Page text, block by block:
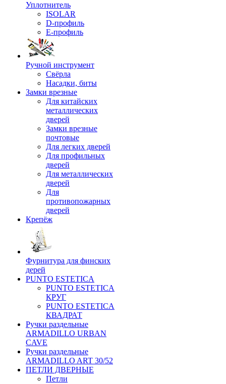
Уплотнитель
ISOLAR
D-профиль
Е-профиль
Ручной инструмент
Свёрла
Насадки, биты
Замки врезные
Для китайских
металлических
дверей
Замки врезные
почтовые
Для легких дверей
Для профильных
дверей
Для металлических
дверей
Для
противопожарных
дверей
Крепёж
Фурнитура для финских
дерей
PUNTO ESTETICA
PUNTO ESTETICA
КРУГ
PUNTO ESTETICA
КВАДРАТ
Ручки раздельные
ARMADILLO URBAN
CAVE
Ручки раздельные
ARMADILLO ART 30/52
ПЕТЛИ ДВЕРНЫЕ
Петли